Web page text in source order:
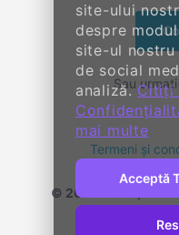
site-ului
despre
site-ul
de social
analiză.Citiți
mai multe
Acceptă
Sau
Termeni și
© 2014-
2026,